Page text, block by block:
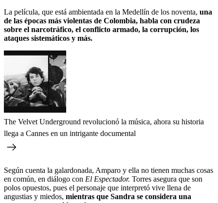
La película, que está ambientada en la Medellín de los noventa, una
de las épocas más violentas de Colombia, habla con crudeza
sobre el narcotráfico, el conflicto armado, la corrupción, los
ataques sistemáticos y más.
The Velvet Underground revolucionó la música, ahora su historia
llega a Cannes en un intrigante documental
Según cuenta la galardonada, Amparo y ella no tienen muchas cosas
en común, en diálogo con El Espectador. Torres asegura que son
polos opuestos, pues el personaje que interpretó vive llena de
angustias y miedos, mientras que Sandra se considera una